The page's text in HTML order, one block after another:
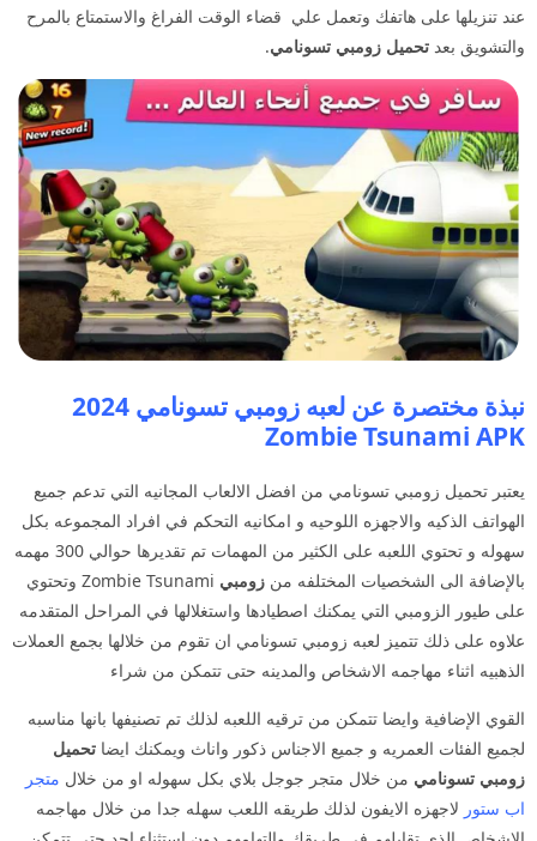
عند تنزيلها على هاتفك وتعمل علي قضاء الوقت الفراغ والاستمتاع بالمرح
والتشويق بعد تحميل زومبي تسونامي.
نبذة مختصرة عن لعبه زومبي تسونامي 2024
Zombie Tsunami APK
يعتبر تحميل زومبي تسونامي من افضل الالعاب المجانيه التي تدعم جميع
الهواتف الذكيه والاجهزه اللوحيه و امكانيه التحكم في افراد المجموعه بكل
سهوله و تحتوي اللعبه على الكثير من المهمات تم تقديرها حوالي 300 مهمه
بالإضافة الى الشخصيات المختلفه من زومبي
Zombie Tsunami وتحتوي
على طيور الزومبي التي يمكنك اصطيادها واستغلالها في المراحل المتقدمه
علاوه على ذلك تتميز لعبه زومبي تسونامي ان تقوم من خلالها بجمع العملات
الذهبيه اثناء مهاجمه الاشخاص والمدينه حتى تتمكن من شراء
القوي الإضافية وايضا تتمكن من ترقيه اللعبه لذلك تم تصنيفها بانها مناسبه
لجميع الفئات العمريه و جميع الاجناس ذكور واناث ويمكنك ايضا تحميل
زومبي تسونامي من خلال متجر جوجل بلاي بكل سهوله او من خلال متجر
اب ستور لاجهزه الايفون لذلك طريقه اللعب سهله جدا من خلال مهاجمه